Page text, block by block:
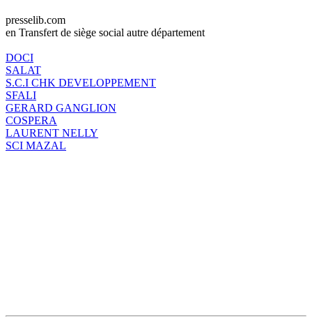
presselib.com
en Transfert de siège social autre département
DOCI
SALAT
S.C.I CHK DEVELOPPEMENT
SFALI
GERARD GANGLION
COSPERA
LAURENT NELLY
SCI MAZAL